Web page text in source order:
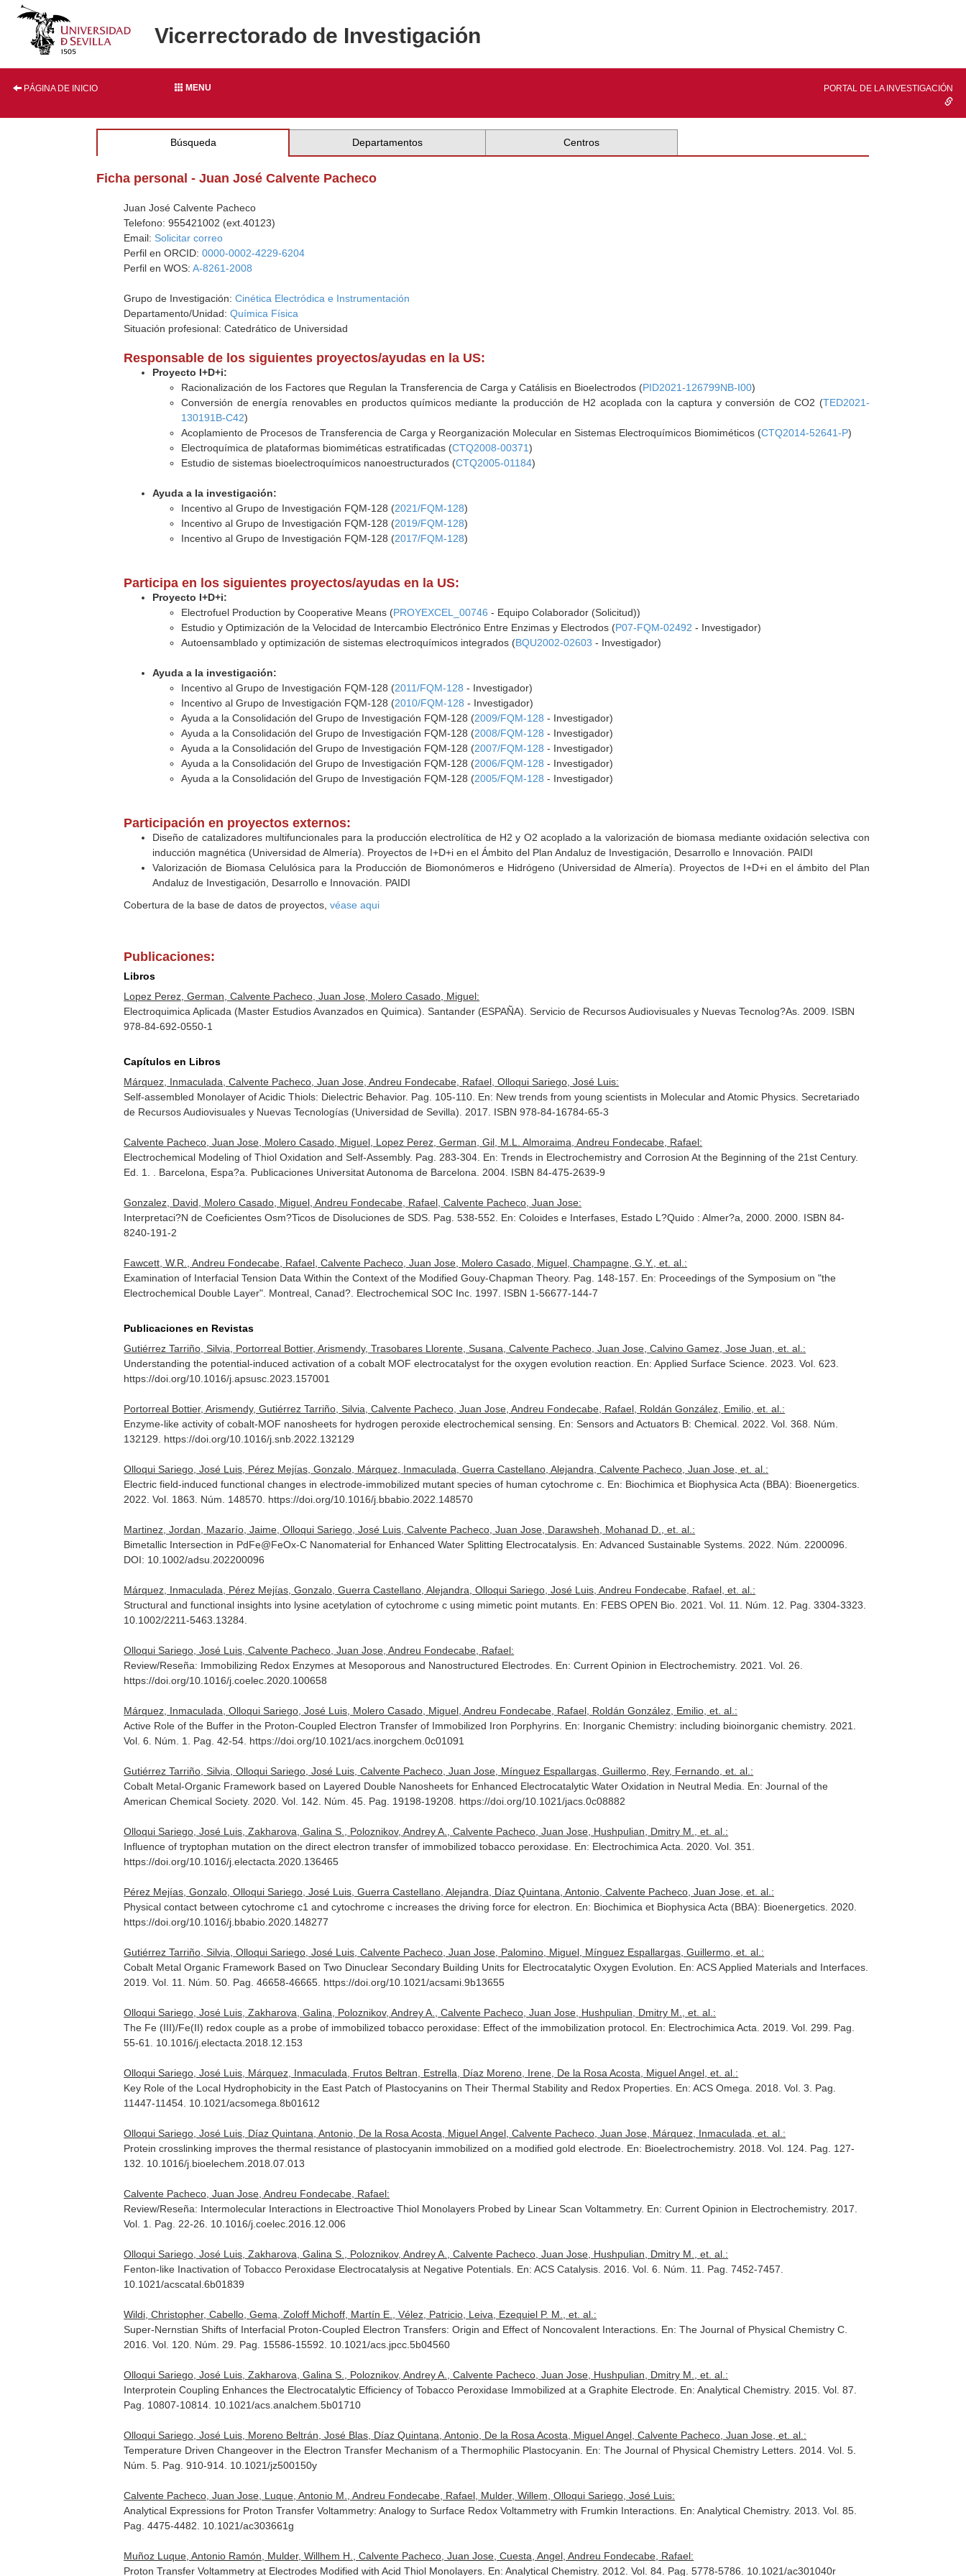
Vicerrectorado de Investigación
PÁGINA DE INICIO MENU PORTAL DE LA INVESTIGACIÓN
Búsqueda Departamentos Centros
Ficha personal - Juan José Calvente Pacheco
Juan José Calvente Pacheco
Telefono: 955421002 (ext.40123)
Email: Solicitar correo
Perfil en ORCID:0000-0002-4229-6204
Perfil en WOS:A-8261-2008
Grupo de Investigación:Cinética Electródica e Instrumentación
Departamento/Unidad:Química Física
Situación profesional: Catedrático de Universidad
Responsable de los siguientes proyectos/ayudas en la US:
Proyecto I+D+i:
Racionalización de los Factores que Regulan la Transferencia de Carga y Catálisis en Bioelectrodos (PID2021-126799NB-I00)
Conversión de energía renovables en productos químicos mediante la producción de H2 acoplada con la captura y conversión de CO2 (TED2021-
130191B-C42)
Acoplamiento de Procesos de Transferencia de Carga y Reorganización Molecular en Sistemas Electroquímicos Biomiméticos (CTQ2014-52641-P)
Electroquímica de plataformas biomiméticas estratificadas (CTQ2008-00371)
Estudio de sistemas bioelectroquímicos nanoestructurados (CTQ2005-01184)
Ayuda a la investigación:
Incentivo al Grupo de Investigación FQM-128 (2021/FQM-128)
Incentivo al Grupo de Investigación FQM-128 (2019/FQM-128)
Incentivo al Grupo de Investigación FQM-128 (2017/FQM-128)
Participa en los siguientes proyectos/ayudas en la US:
Proyecto I+D+i:
Electrofuel Production by Cooperative Means (PROYEXCEL_00746 - Equipo Colaborador (Solicitud))
Estudio y Optimización de la Velocidad de Intercambio Electrónico Entre Enzimas y Electrodos (P07-FQM-02492 - Investigador)
Autoensamblado y optimización de sistemas electroquímicos integrados (BQU2002-02603 - Investigador)
Ayuda a la investigación:
Incentivo al Grupo de Investigación FQM-128 (2011/FQM-128 - Investigador)
Incentivo al Grupo de Investigación FQM-128 (2010/FQM-128 - Investigador)
Ayuda a la Consolidación del Grupo de Investigación FQM-128 (2009/FQM-128 - Investigador)
Ayuda a la Consolidación del Grupo de Investigación FQM-128 (2008/FQM-128 - Investigador)
Ayuda a la Consolidación del Grupo de Investigación FQM-128 (2007/FQM-128 - Investigador)
Ayuda a la Consolidación del Grupo de Investigación FQM-128 (2006/FQM-128 - Investigador)
Ayuda a la Consolidación del Grupo de Investigación FQM-128 (2005/FQM-128 - Investigador)
Participación en proyectos externos:
Diseño de catalizadores multifuncionales para la producción electrolítica de H2 y O2 acoplado a la valorización de biomasa mediante oxidación selectiva con
inducción magnética (Universidad de Almería). Proyectos de I+D+i en el Ámbito del Plan Andaluz de Investigación, Desarrollo e Innovación. PAIDI
Valorización de Biomasa Celulósica para la Producción de Biomonómeros e Hidrógeno (Universidad de Almería). Proyectos de I+D+i en el ámbito del Plan
Andaluz de Investigación, Desarrollo e Innovación. PAIDI
Cobertura de la base de datos de proyectos,véase aqui
Publicaciones:
Libros
Lopez Perez, German, Calvente Pacheco, Juan Jose, Molero Casado, Miguel:
Electroquimica Aplicada (Master Estudios Avanzados en Quimica). Santander (ESPAÑA). Servicio de Recursos Audiovisuales y Nuevas Tecnolog?As. 2009. ISBN
978-84-692-0550-1
Capítulos en Libros
Márquez, Inmaculada, Calvente Pacheco, Juan Jose, Andreu Fondecabe, Rafael, Olloqui Sariego, José Luis:
Self-assembled Monolayer of Acidic Thiols: Dielectric Behavior. Pag. 105-110. En: New trends from young scientists in Molecular and Atomic Physics . Secretariado
de Recursos Audiovisuales y Nuevas Tecnologías (Universidad de Sevilla). 2017. ISBN 978-84-16784-65-3
Calvente Pacheco, Juan Jose, Molero Casado, Miguel, Lopez Perez, German, Gil, M.L. Almoraima, Andreu Fondecabe, Rafael:
Electrochemical Modeling of Thiol Oxidation and Self-Assembly. Pag. 283-304. En: Trends in Electrochemistry and Corrosion At the Beginning of the 21st Century.
Ed. 1. . Barcelona, Espa?a. Publicaciones Universitat Autonoma de Barcelona. 2004. ISBN 84-475-2639-9
Gonzalez, David, Molero Casado, Miguel, Andreu Fondecabe, Rafael, Calvente Pacheco, Juan Jose:
Interpretaci?N de Coeficientes Osm?Ticos de Disoluciones de SDS. Pag. 538-552. En: Coloides e Interfases, Estado L?Quido : Almer?a, 2000 . 2000. ISBN 84-
8240-191-2
Fawcett, W.R., Andreu Fondecabe, Rafael, Calvente Pacheco, Juan Jose, Molero Casado, Miguel, Champagne, G.Y., et. al.:
Examination of Interfacial Tension Data Within the Context of the Modified Gouy-Chapman Theory. Pag. 148-157. En: Proceedings of the Symposium on "the
Electrochemical Double Layer" . Montreal, Canad?. Electrochemical SOC Inc. 1997. ISBN 1-56677-144-7
Publicaciones en Revistas
Gutiérrez Tarriño, Silvia, Portorreal Bottier, Arismendy, Trasobares Llorente, Susana, Calvente Pacheco, Juan Jose, Calvino Gamez, Jose Juan, et. al.:
Understanding the potential-induced activation of a cobalt MOF electrocatalyst for the oxygen evolution reaction. En: Applied Surface Science . 2023. Vol. 623.
https://doi.org/10.1016/j.apsusc.2023.157001
Portorreal Bottier, Arismendy, Gutiérrez Tarriño, Silvia, Calvente Pacheco, Juan Jose, Andreu Fondecabe, Rafael, Roldán González, Emilio, et. al.:
Enzyme-like activity of cobalt-MOF nanosheets for hydrogen peroxide electrochemical sensing. En: Sensors and Actuators B: Chemical . 2022. Vol. 368. Núm.
132129. https://doi.org/10.1016/j.snb.2022.132129
Olloqui Sariego, José Luis, Pérez Mejías, Gonzalo, Márquez, Inmaculada, Guerra Castellano, Alejandra, Calvente Pacheco, Juan Jose, et. al.:
Electric field-induced functional changes in electrode-immobilized mutant species of human cytochrome c. En: Biochimica et Biophysica Acta (BBA): Bioenergetics
2022. Vol. 1863. Núm. 148570. https://doi.org/10.1016/j.bbabio.2022.148570
Martinez, Jordan, Mazarío, Jaime, Olloqui Sariego, José Luis, Calvente Pacheco, Juan Jose, Darawsheh, Mohanad D., et. al.:
Bimetallic Intersection in PdFe@FeOx-C Nanomaterial for Enhanced Water Splitting Electrocatalysis. En: Advanced Sustainable Systems . 2022. Núm. 2200096.
DOI: 10.1002/adsu.202200096
Márquez, Inmaculada, Pérez Mejías, Gonzalo, Guerra Castellano, Alejandra, Olloqui Sariego, José Luis, Andreu Fondecabe, Rafael, et. al.:
Structural and functional insights into lysine acetylation of cytochrome c using mimetic point mutants. En: FEBS OPEN Bio . 2021. Vol. 11. Núm. 12. Pag. 3304-3323.
10.1002/2211-5463.13284.
Olloqui Sariego, José Luis, Calvente Pacheco, Juan Jose, Andreu Fondecabe, Rafael:
Review/Reseña: Immobilizing Redox Enzymes at Mesoporous and Nanostructured Electrodes. En: Current Opinion in Electrochemistry. 2021. Vol. 26.
https://doi.org/10.1016/j.coelec.2020.100658
Márquez, Inmaculada, Olloqui Sariego, José Luis, Molero Casado, Miguel, Andreu Fondecabe, Rafael, Roldán González, Emilio, et. al.:
Active Role of the Buffer in the Proton-Coupled Electron Transfer of Immobilized Iron Porphyrins. En: Inorganic Chemistry: including bioinorganic chemistry. 2021.
Vol. 6. Núm. 1. Pag. 42-54. https://doi.org/10.1021/acs.inorgchem.0c01091
Gutiérrez Tarriño, Silvia, Olloqui Sariego, José Luis, Calvente Pacheco, Juan Jose, Mínguez Espallargas, Guillermo, Rey, Fernando, et. al.:
Cobalt Metal-Organic Framework based on Layered Double Nanosheets for Enhanced Electrocatalytic Water Oxidation in Neutral Media. En: Journal of the
American Chemical Society. 2020. Vol. 142. Núm. 45. Pag. 19198-19208. https://doi.org/10.1021/jacs.0c08882
Olloqui Sariego, José Luis, Zakharova, Galina S., Poloznikov, Andrey A., Calvente Pacheco, Juan Jose, Hushpulian, Dmitry M., et. al.:
Influence of tryptophan mutation on the direct electron transfer of immobilized tobacco peroxidase. En: Electrochimica Acta . 2020. Vol. 351.
https://doi.org/10.1016/j.electacta.2020.136465
Pérez Mejías, Gonzalo, Olloqui Sariego, José Luis, Guerra Castellano, Alejandra, Díaz Quintana, Antonio, Calvente Pacheco, Juan Jose, et. al.:
Physical contact between cytochrome c1 and cytochrome c increases the driving force for electron. En: Biochimica et Biophysica Acta (BBA): Bioenergetics . 2020.
https://doi.org/10.1016/j.bbabio.2020.148277
Gutiérrez Tarriño, Silvia, Olloqui Sariego, José Luis, Calvente Pacheco, Juan Jose, Palomino, Miguel, Mínguez Espallargas, Guillermo, et. al.:
Cobalt Metal Organic Framework Based on Two Dinuclear Secondary Building Units for Electrocatalytic Oxygen Evolution. En: ACS Applied Materials and Interfaces
2019. Vol. 11. Núm. 50. Pag. 46658-46665. https://doi.org/10.1021/acsami.9b13655
Olloqui Sariego, José Luis, Zakharova, Galina, Poloznikov, Andrey A., Calvente Pacheco, Juan Jose, Hushpulian, Dmitry M., et. al.:
The Fe (III)/Fe(II) redox couple as a probe of immobilized tobacco peroxidase: Effect of the immobilization protocol. En: Electrochimica Acta . 2019. Vol. 299. Pag.
55-61. 10.1016/j.electacta.2018.12.153
Olloqui Sariego, José Luis, Márquez, Inmaculada, Frutos Beltran, Estrella, Díaz Moreno, Irene, De la Rosa Acosta, Miguel Angel, et. al.:
Key Role of the Local Hydrophobicity in the East Patch of Plastocyanins on Their Thermal Stability and Redox Properties. En: ACS Omega . 2018. Vol. 3. Pag.
11447-11454. 10.1021/acsomega.8b01612
Olloqui Sariego, José Luis, Díaz Quintana, Antonio, De la Rosa Acosta, Miguel Angel, Calvente Pacheco, Juan Jose, Márquez, Inmaculada, et. al.:
Protein crosslinking improves the thermal resistance of plastocyanin immobilized on a modified gold electrode. En: Bioelectrochemistry. 2018. Vol. 124. Pag. 127-
132. 10.1016/j.bioelechem.2018.07.013
Calvente Pacheco, Juan Jose, Andreu Fondecabe, Rafael:
Review/Reseña: Intermolecular Interactions in Electroactive Thiol Monolayers Probed by Linear Scan Voltammetry. En: Current Opinion in Electrochemistry. 2017.
Vol. 1. Pag. 22-26. 10.1016/j.coelec.2016.12.006
Olloqui Sariego, José Luis, Zakharova, Galina S., Poloznikov, Andrey A., Calvente Pacheco, Juan Jose, Hushpulian, Dmitry M., et. al.:
Fenton-like Inactivation of Tobacco Peroxidase Electrocatalysis at Negative Potentials. En: ACS Catalysis . 2016. Vol. 6. Núm. 11. Pag. 7452-7457.
10.1021/acscatal.6b01839
Wildi, Christopher, Cabello, Gema, Zoloff Michoff, Martín E., Vélez, Patricio, Leiva, Ezequiel P. M., et. al.:
Super-Nernstian Shifts of Interfacial Proton-Coupled Electron Transfers: Origin and Effect of Noncovalent Interactions. En: The Journal of Physical Chemistry C
2016. Vol. 120. Núm. 29. Pag. 15586-15592. 10.1021/acs.jpcc.5b04560
Olloqui Sariego, José Luis, Zakharova, Galina S., Poloznikov, Andrey A., Calvente Pacheco, Juan Jose, Hushpulian, Dmitry M., et. al.:
Interprotein Coupling Enhances the Electrocatalytic Efficiency of Tobacco Peroxidase Immobilized at a Graphite Electrode. En: Analytical Chemistry. 2015. Vol. 87.
Pag. 10807-10814. 10.1021/acs.analchem.5b01710
Olloqui Sariego, José Luis, Moreno Beltrán, José Blas, Díaz Quintana, Antonio, De la Rosa Acosta, Miguel Angel, Calvente Pacheco, Juan Jose, et. al.:
Temperature Driven Changeover in the Electron Transfer Mechanism of a Thermophilic Plastocyanin. En: The Journal of Physical Chemistry Letters . 2014. Vol. 5.
Núm. 5. Pag. 910-914. 10.1021/jz500150y
Calvente Pacheco, Juan Jose, Luque, Antonio M., Andreu Fondecabe, Rafael, Mulder, Willem, Olloqui Sariego, José Luis:
Analytical Expressions for Proton Transfer Voltammetry: Analogy to Surface Redox Voltammetry with Frumkin Interactions. En: Analytical Chemistry. 2013. Vol. 85.
Pag. 4475-4482. 10.1021/ac303661g
Muñoz Luque, Antonio Ramón, Mulder, Willhem H., Calvente Pacheco, Juan Jose, Cuesta, Angel, Andreu Fondecabe, Rafael:
Proton Transfer Voltammetry at Electrodes Modified with Acid Thiol Monolayers. En: Analytical Chemistry. 2012. Vol. 84. Pag. 5778-5786. 10.1021/ac301040r